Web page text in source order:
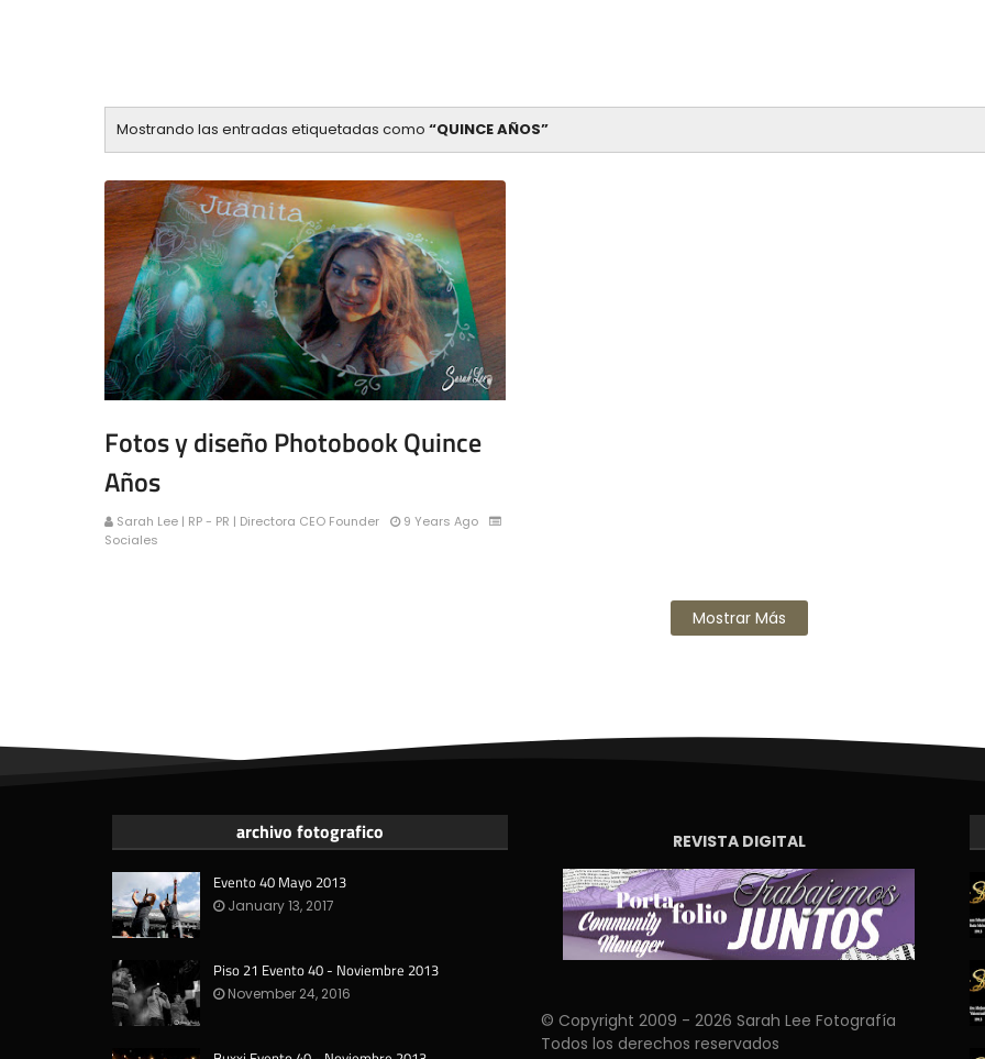
Mostrando las entradas etiquetadas como QUINCE AÑOS
Fotos y diseño Photobook Quince
Años
Sarah Lee | RP - PR | Directora CEO Founder
9 Years Ago
Sociales
Mostrar Más
archivo fotografico
Evento 40 Mayo 2013
January 13, 2017
Piso 21 Evento 40 - Noviembre 2013
November 24, 2016
REVISTA DIGITAL
© Copyright 2009 - 2026 Sarah Lee Fotografía
Todos los derechos reservados